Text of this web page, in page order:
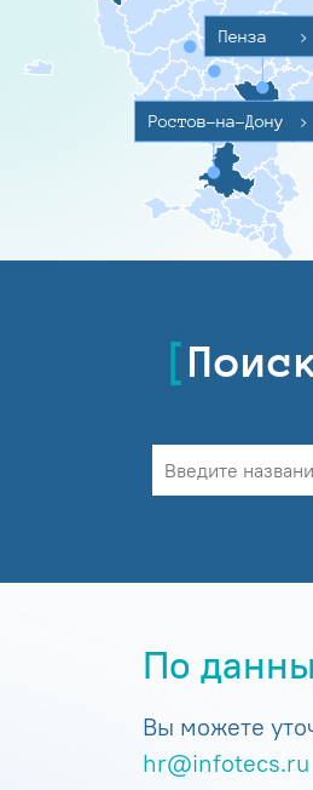
Ростов-на-Дону >
Пенза >
По
Вы можете
hr@infotecs.ru